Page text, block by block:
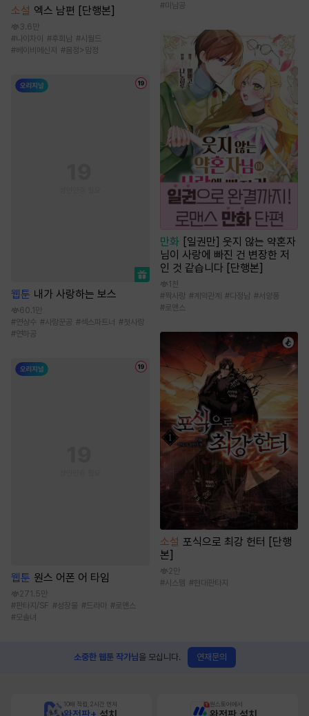
소설 엑스 남편 [단행본]
3.6만
#나이차이 #후회남 #시월드
#베이비메신저 # 몸정>맘정
웹툰 내가 사랑하는 보스
60.1만
#연상수 #사랑꾼공 #섹스파트너 #첫사랑
#연하공
웹툰 원스 어폰 어 타임
271.5만
#판타지/SF #성장물 #드라마 #로맨스
#모솔녀
#미남공
만화 [일권만] 웃지 않는 약혼자
님이 사랑에 빠진 건 변장한 저
인 것 같습니다 [단행본]
1천
#짝사랑 #계약관계 #다정남 #서양풍
#로맨스
소설 포식으로 최강 헌터 [단행
본]
2만
#시스템 #현대판타지
소중한 웹툰 작가님을 모십니다. 연재문의
10배 적립, 2시간 먼저 원스토어에서